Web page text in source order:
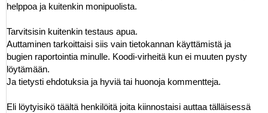
helppoa ja kuitenkin monipuolista.
Tarvitsisin kuitenkin testaus apua.
Auttaminen tarkoittaisi siis vain tietokannan käyttämistä ja
bugien raportointia minulle. Koodi-virheitä kun ei muuten pysty
löytämään.
Ja tietysti ehdotuksia ja hyviä tai huonoja kommentteja.
Eli löytyisikö täältä henkilöitä joita kiinnostaisi auttaa tälläisessä